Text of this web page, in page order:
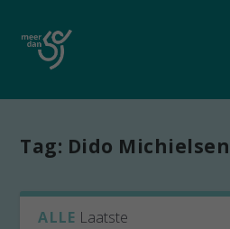
Tag: Dido Michielsen
ALLE Laatste